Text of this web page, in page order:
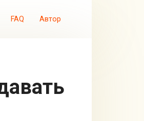
FAQ Автор